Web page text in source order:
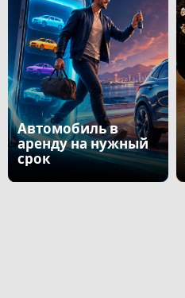
Автомобиль в
аренду на нужный
срок